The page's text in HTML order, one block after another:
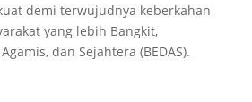
demi terwujudnya keberkahan
yang lebih Bangkit,
dan Sejahtera (BEDAS).